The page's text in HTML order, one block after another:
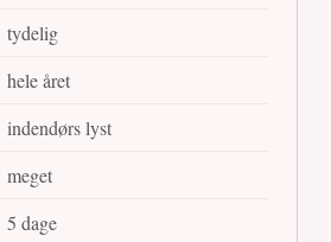
tydelig
hele året
indendørs lyst
meget
5 dage